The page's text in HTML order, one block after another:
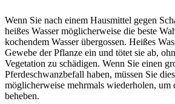
Wenn Sie nach einem Hausmittel gegen
heißes Wasser möglicherweise die beste
kochendem Wasser übergossen. Heißes
Gewebe der Pflanze ein und tötet sie ab,
Vegetation zu schädigen. Wenn Sie einen
Pferdeschwanzbefall haben, müssen Sie
möglicherweise mehrmals wiederholen, um
beheben.